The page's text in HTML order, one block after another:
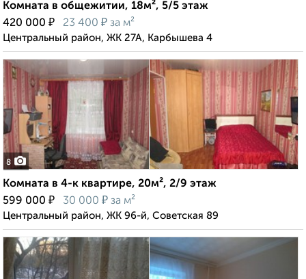
Комната в общежитии, 18м², 5/5 этаж
420 000 ₽ 23 400 ₽ за м²
Центральный район, ЖК 27А, Карбышева 4
8
Комната в 4-к квартире, 20м², 2/9 этаж
599 000 ₽ 30 000 ₽ за м²
Центральный район, ЖК 96-й, Советская 89